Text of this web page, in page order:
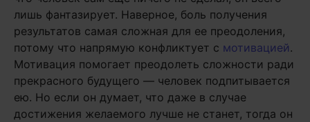
лишь фантазирует. Наверное, боль получения
результатов самая сложная для ее преодоления,
потому что напрямую конфликтует с мотивацией.
Мотивация помогает преодолеть сложности ради
прекрасного будущего — человек подпитывается
ею. Но если он думает, что даже в случае
достижения желаемого лучше не станет, тогда он